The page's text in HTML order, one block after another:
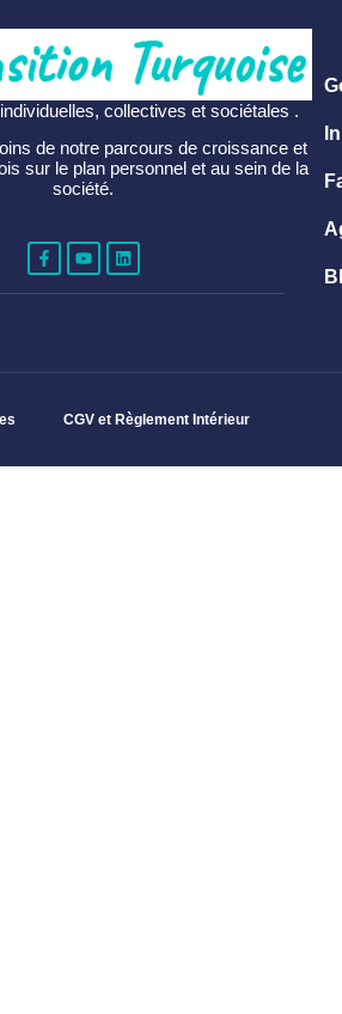
collectives et sociétales .
de notre parcours de croissance et
sur le plan personnel et au sein de la
société.
CGV et Règlement Intérieur